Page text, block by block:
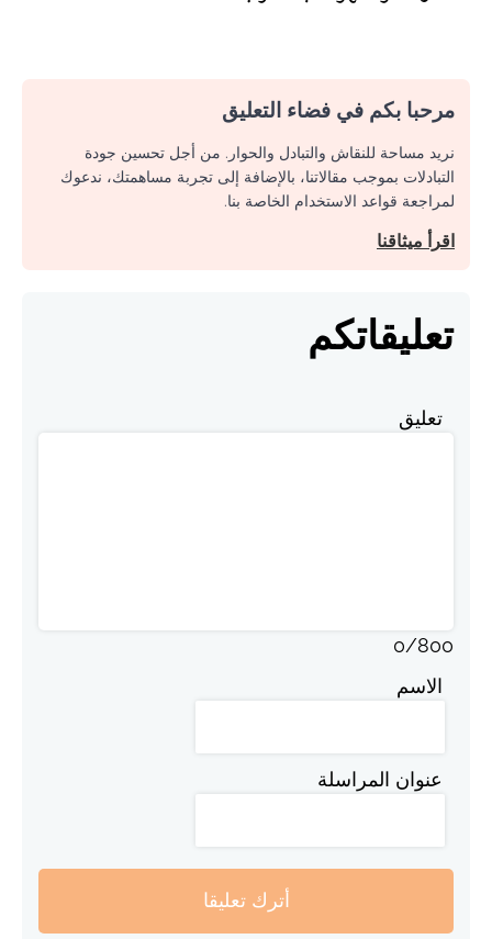
مرحبا بكم في فضاء التعليق
نريد مساحة للنقاش والتبادل والحوار. من أجل تحسين جودة
التبادلات بموجب مقالاتنا، بالإضافة إلى تجربة مساهمتك، ندعوك
لمراجعة قواعد الاستخدام الخاصة بنا.
اقرأ ميثاقنا
تعليقاتكم
تعليق
0/800
الاسم
عنوان المراسلة
أترك تعليقا